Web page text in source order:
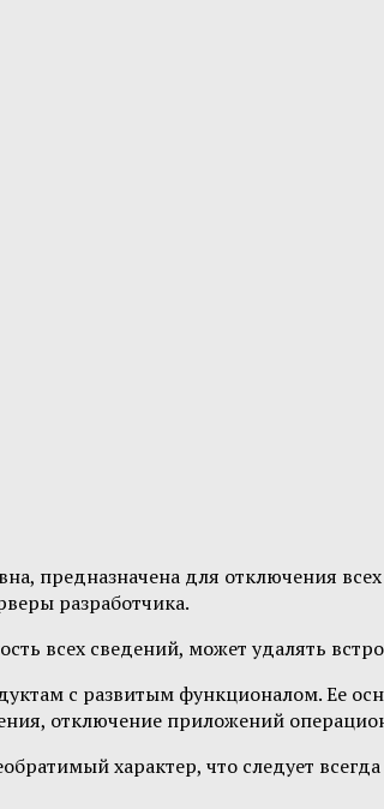
предназначена для отключения
разработчика.
всех сведений, может удалять
с развитым функционалом. Ее
отключение приложений
характер, что следует